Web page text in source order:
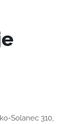
Solanec 310,